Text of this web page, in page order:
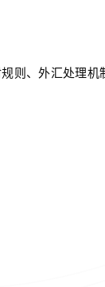
则、外汇处理机